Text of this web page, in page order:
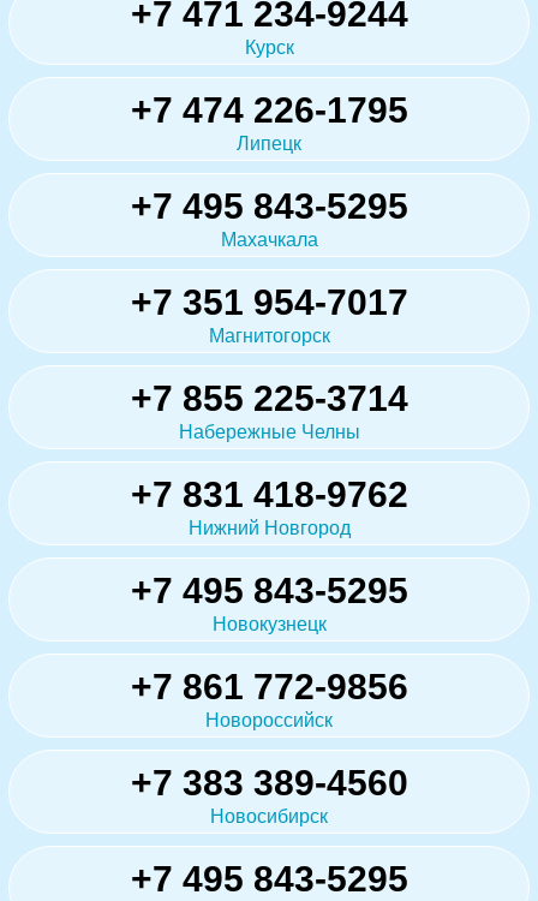
+7 471 234-9244
Курск
+7 474 226-1795
Липецк
+7 495 843-5295
Махачкала
+7 351 954-7017
Магнитогорск
+7 855 225-3714
Набережные Челны
+7 831 418-9762
Нижний Новгород
+7 495 843-5295
Новокузнецк
+7 861 772-9856
Новороссийск
+7 383 389-4560
Новосибирск
+7 495 843-5295